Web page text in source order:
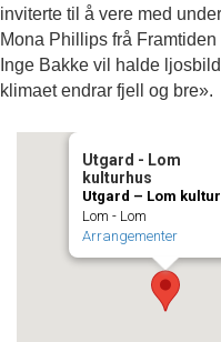
inviterte til å vere med
Mona Phillips frå
Inge Bakke vil halde
klimaet endrar fjell og bre».
Utgard - Lom
kulturhus
Utgard – Lom
Lom - Lom
Arrangementer